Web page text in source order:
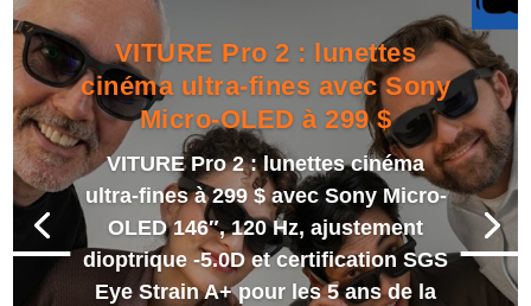
VITURE Pro 2 : lunettes
cinéma ultra-fines avec Sony
Micro-OLED à 299 $
VITURE Pro 2 : lunettes cinéma
ultra-fines à 299 $ avec Sony Micro-
OLED 146″, 120 Hz, ajustement
dioptrique -5.0D et certification SGS
Eye Strain A+ pour les 5 ans de la